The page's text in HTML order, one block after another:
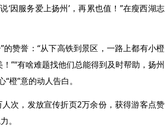
因服务爱上扬州’，再累也值！”在瘦西湖志
赞誉：“从下高铁到景区，一路上都有小橙
”“有啥难题找他们总能得到及时帮助，扬州
橙”意的动人告白。
次，发放宣传折页2万余份，获得游客点赞
。